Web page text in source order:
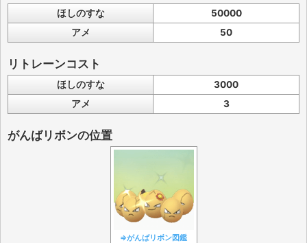
ほしのすな
50000
アメ
50
リトレーンコスト
ほしのすな
3000
アメ
3
がんばリボンの位置
⇒がんばリボン図鑑